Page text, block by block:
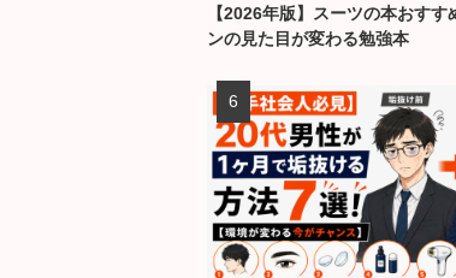
【2026年版】スーツの本おすす
ンの見た目が変わる勉強本